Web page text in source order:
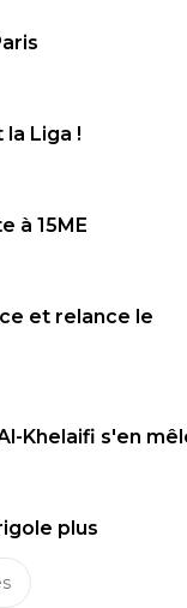
Liga !
à 15ME
et relance le
Khelaifi s'en
plus